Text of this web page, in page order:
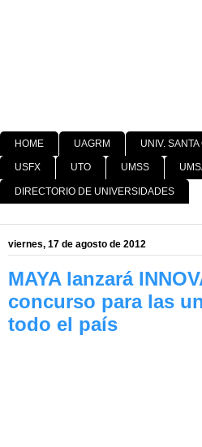
HOME UAGRM UNIV.
USFX UTO UMSS
DIRECTORIO DE UNIVERSIDADES
viernes, 17 de agosto de 2012
MAYA lanzará
concurso para las
todo el país